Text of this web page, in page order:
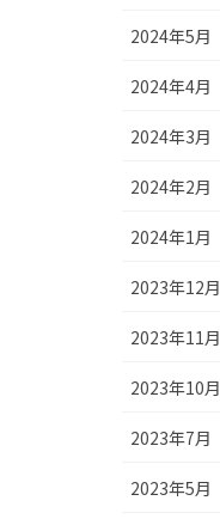
2024年5月
2024年4月
2024年3月
2024年2月
2024年1月
2023年12月
2023年11月
2023年10月
2023年7月
2023年5月